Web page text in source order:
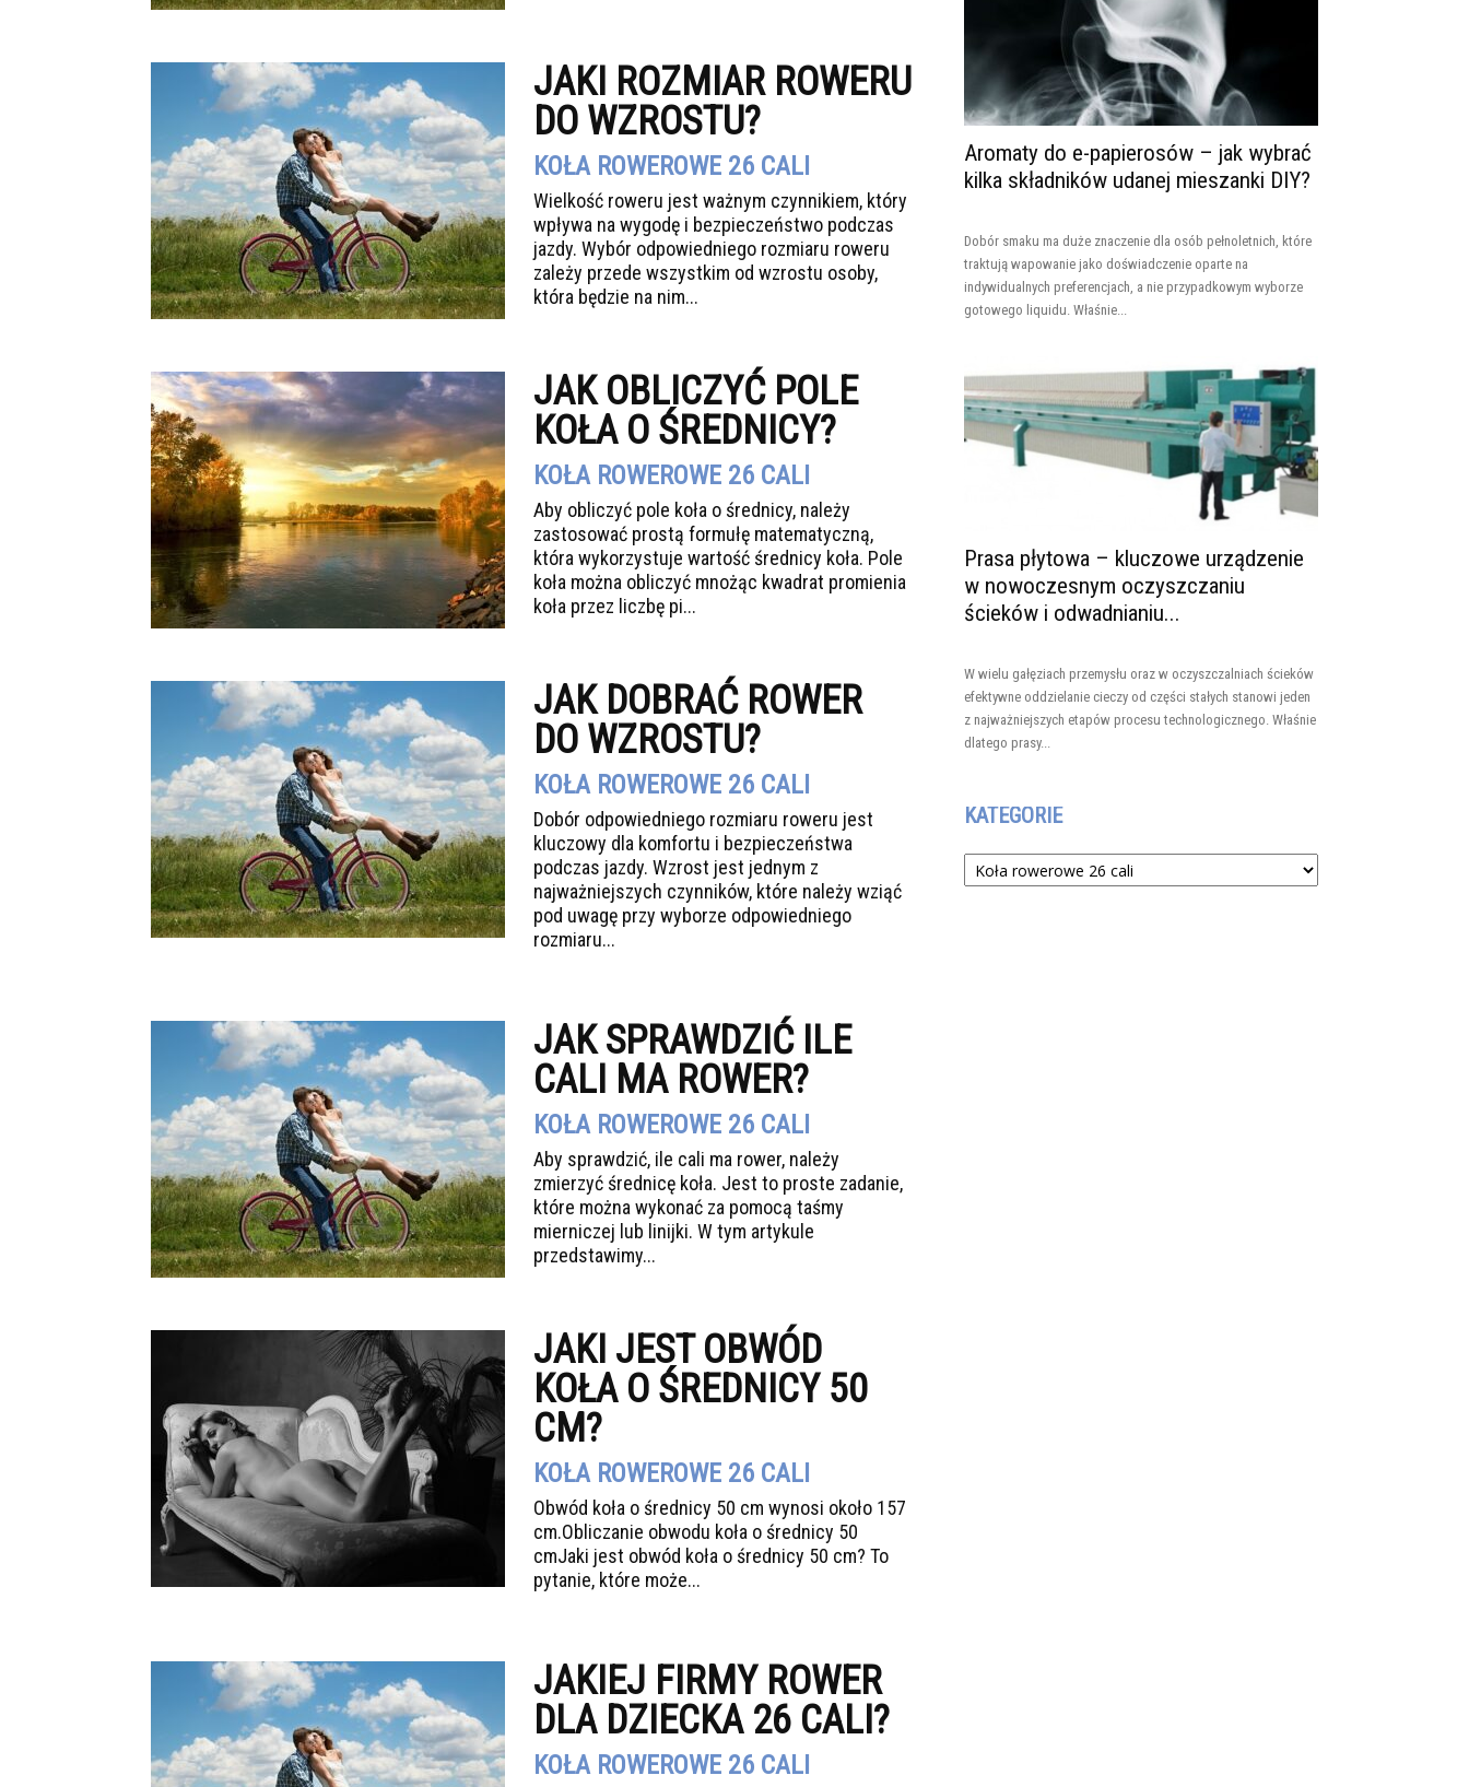
JAKI ROZMIAR ROWERU
DO WZROSTU?
KOŁA ROWEROWE 26 CALI
Wielkość roweru jest ważnym czynnikiem, który
wpływa na wygodę i bezpieczeństwo podczas
jazdy. Wybór odpowiedniego rozmiaru roweru
zależy przede wszystkim od wzrostu osoby,
która będzie na nim...
JAK OBLICZYĆ POLE
KOŁA O ŚREDNICY?
KOŁA ROWEROWE 26 CALI
Aby obliczyć pole koła o średnicy, należy
zastosować prostą formułę matematyczną,
która wykorzystuje wartość średnicy koła. Pole
koła można obliczyć mnożąc kwadrat promienia
koła przez liczbę pi...
JAK DOBRAĆ ROWER
DO WZROSTU?
KOŁA ROWEROWE 26 CALI
Dobór odpowiedniego rozmiaru roweru jest
kluczowy dla komfortu i bezpieczeństwa
podczas jazdy. Wzrost jest jednym z
najważniejszych czynników, które należy wziąć
pod uwagę przy wyborze odpowiedniego
rozmiaru...
JAK SPRAWDZIĆ ILE
CALI MA ROWER?
KOŁA ROWEROWE 26 CALI
Aby sprawdzić, ile cali ma rower, należy
zmierzyć średnicę koła. Jest to proste zadanie,
które można wykonać za pomocą taśmy
mierniczej lub linijki. W tym artykule
przedstawimy...
JAKI JEST OBWÓD
KOŁA O ŚREDNICY 50
CM?
KOŁA ROWEROWE 26 CALI
Obwód koła o średnicy 50 cm wynosi około 157
cm.Obliczanie obwodu koła o średnicy 50
cmJaki jest obwód koła o średnicy 50 cm? To
pytanie, które może...
JAKIEJ FIRMY ROWER
DLA DZIECKA 26 CALI?
KOŁA ROWEROWE 26 CALI
Aromaty do e-papierosów – jak wybrać
kilka składników udanej mieszanki DIY?
Dobór smaku ma duże znaczenie dla osób pełnoletnich, które
traktują wapowanie jako doświadczenie oparte na
indywidualnych preferencjach, a nie przypadkowym wyborze
gotowego liquidu. Właśnie...
Prasa płytowa – kluczowe urządzenie
w nowoczesnym oczyszczaniu
ścieków i odwadnianiu...
W wielu gałęziach przemysłu oraz w oczyszczalniach ścieków
efektywne oddzielanie cieczy od części stałych stanowi jeden
z najważniejszych etapów procesu technologicznego. Właśnie
dlatego prasy...
KATEGORIE
Kategorie